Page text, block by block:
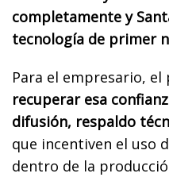
completamente y
tecnología de primer
Para el empresario,
recuperar esa
difusión, respaldo
que incentiven el uso
dentro de la